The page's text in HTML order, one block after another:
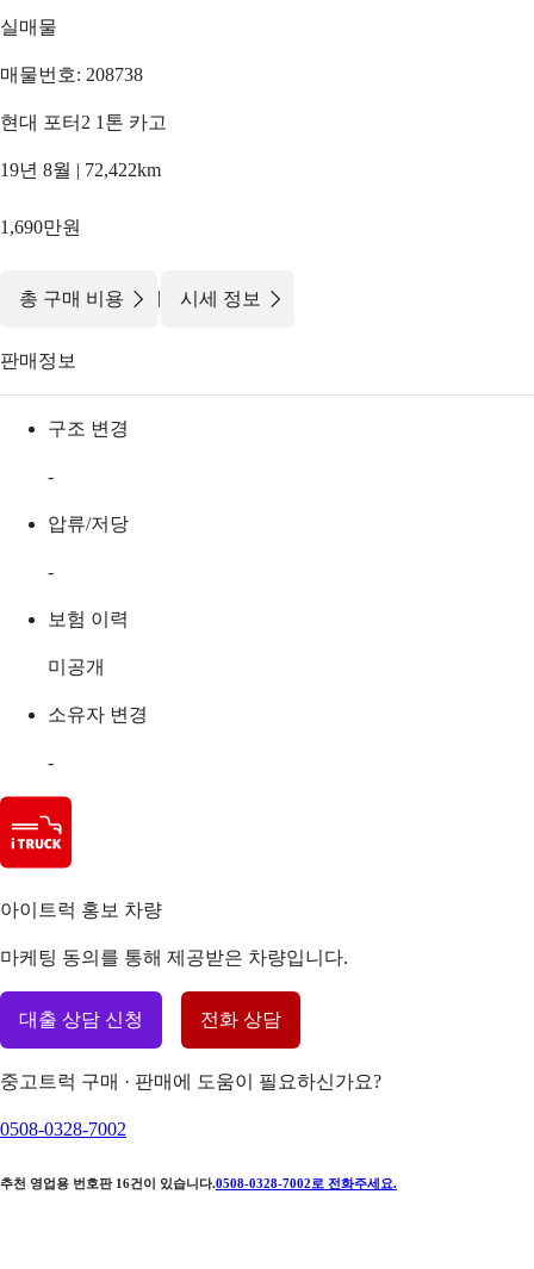
실매물
매물번호: 208738
현대 포터2 1톤 카고
19년 8월 | 72,422km
1,690만원
총 구매 비용 | 시세 정보
판매정보
구조 변경
-
압류/저당
-
보험 이력
미공개
소유자 변경
-
아이트럭 홍보 차량
마케팅 동의를 통해 제공받은 차량입니다.
대출 상담 신청 전화 상담
중고트럭 구매 · 판매에 도움이 필요하신가요?
0508-0328-7002
추천 영업용 번호판 16건이 있습니다.0508-0328-7002 로 전화주세요.